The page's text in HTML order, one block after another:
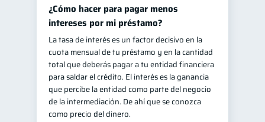
Productos financieros 11
Organización Financiera 10
Entidad financiera 8
Préstamos 8 Ahorro 8
Tarjeta de crédito
Historial crediticio 6
¿Cómo hacer para pagar menos
intereses por mi préstamo?
La tasa de interés es un factor decisivo en la
cuota mensual de tu préstamo y en la cantidad
total que deberás pagar a tu entidad financiera
para saldar el crédito. El interés es la ganancia
que percibe la entidad como parte del negocio
de la intermediación. De ahí que se conozca
como precio del dinero.